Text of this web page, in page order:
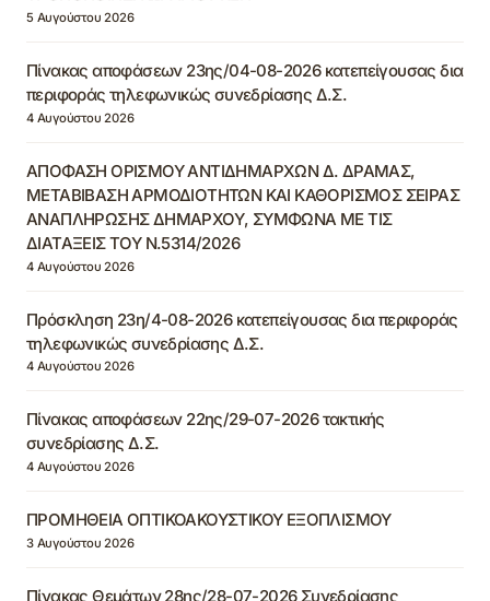
5 Αυγούστου 2026
Πίνακας αποφάσεων 23ης/04-08-2026 κατεπείγουσας δια
περιφοράς τηλεφωνικώς συνεδρίασης Δ.Σ.
4 Αυγούστου 2026
ΑΠΟΦΑΣΗ ΟΡΙΣΜΟΥ ΑΝΤΙΔΗΜΑΡΧΩΝ Δ. ΔΡΑΜΑΣ,
ΜΕΤΑΒΙΒΑΣΗ ΑΡΜΟΔΙΟΤΗΤΩΝ ΚΑΙ ΚΑΘΟΡΙΣΜΟΣ ΣΕΙΡΑΣ
ΑΝΑΠΛΗΡΩΣΗΣ ΔΗΜΑΡΧΟΥ, ΣΥΜΦΩΝΑ ΜΕ ΤΙΣ
ΔΙΑΤΑΞΕΙΣ ΤΟΥ Ν.5314/2026
4 Αυγούστου 2026
Πρόσκληση 23η/4-08-2026 κατεπείγουσας δια περιφοράς
τηλεφωνικώς συνεδρίασης Δ.Σ.
4 Αυγούστου 2026
Πίνακας αποφάσεων 22ης/29-07-2026 τακτικής
συνεδρίασης Δ.Σ.
4 Αυγούστου 2026
ΠΡΟΜΗΘΕΙΑ ΟΠΤΙΚΟΑΚΟΥΣΤΙΚΟΥ ΕΞΟΠΛΙΣΜΟΥ
3 Αυγούστου 2026
Πίνακας Θεμάτων 28ης/28-07-2026 Συνεδρίασης